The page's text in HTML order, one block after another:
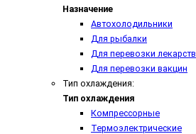
Назначение
Автохолодильники
Для рыбалки
Для перевозки лекарств
Для перевозки вакцин
Тип охлаждения:
Тип охлаждения
Компрессорные
Термоэлектрические